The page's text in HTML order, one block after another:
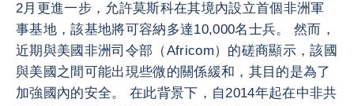
2月更進一步，允許莫斯科在其境內設立首個非洲軍
事基地，該基地將可容納多達10,000名士兵。 然而，
近期與美國非洲司令部（Africom）的磋商顯示，該國
與美國之間可能出現些微的關係緩和，其目的是為了
加強國內的安全。 在此背景下，自2014年起在中非共